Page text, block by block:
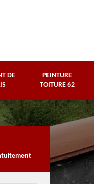
DE
PEINTURE
TOITURE 62